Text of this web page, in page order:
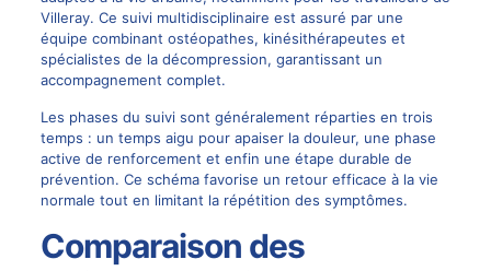
Villeray. Ce suivi multidisciplinaire est assuré par une
équipe combinant ostéopathes, kinésithérapeutes et
spécialistes de la décompression, garantissant un
accompagnement complet.
Les phases du suivi sont généralement réparties en trois
temps : un temps aigu pour apaiser la douleur, une phase
active de renforcement et enfin une étape durable de
prévention. Ce schéma favorise un retour efficace à la vie
normale tout en limitant la répétition des symptômes.
Comparaison des